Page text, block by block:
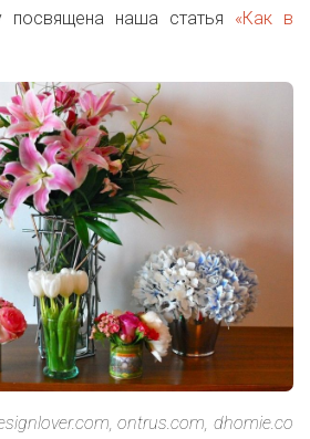
наша статья «Как в
ontrus.com,dhomie.co